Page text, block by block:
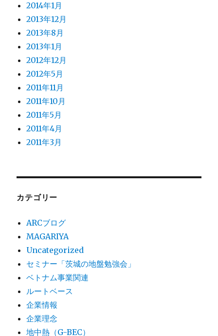
2014年1月
2013年12月
2013年8月
2013年1月
2012年12月
2012年5月
2011年11月
2011年10月
2011年5月
2011年4月
2011年3月
カテゴリー
ARCブログ
MAGARIYA
Uncategorized
セミナー「茨城の地盤勉強会」
ベトナム事業関連
ルートベース
企業情報
企業理念
地中熱（G-BEC）